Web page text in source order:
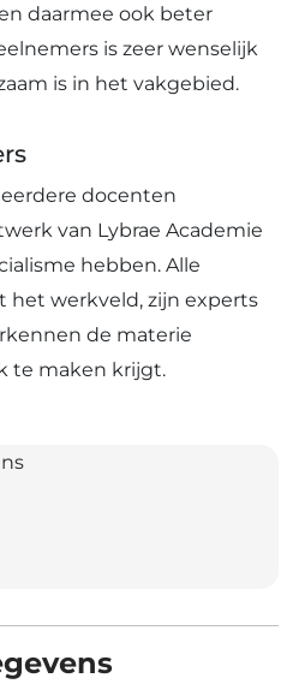
daarmee ook beter
is zeer wenselijk
is in het vakgebied.
docenten
van Lybrae Academie
hebben. Alle
het werkveld, zijn experts
de materie
te maken krijgt.